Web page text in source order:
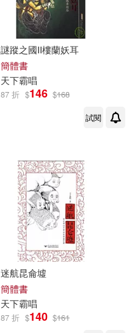
謎蹤之國II樓蘭妖耳
簡體書
天下霸唱
87 折 $146 $168
試閱
迷航昆侖墟
簡體書
天下霸唱
87 折 $140 $161